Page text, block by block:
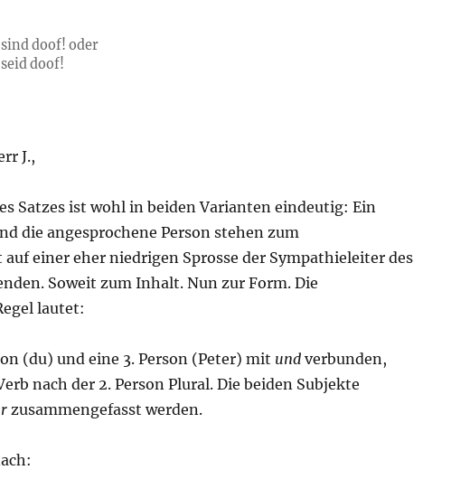
doof! oder
doof!
J.,
Satzes ist wohl in beiden Varianten eindeutig: Ein
die angesprochene Person stehen zum
einer eher niedrigen Sprosse der Sympathieleiter des
Soweit zum Inhalt. Nun zur Form. Die
lautet:
(du) und eine 3. Person (Peter) mit undverbunden,
nach der 2. Person Plural. Die beiden Subjekte
zusammengefasst werden.